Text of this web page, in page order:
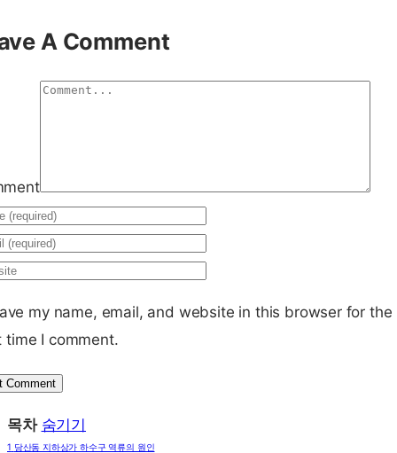
A Comment
my name, email, and website in this browser for the
time I comment.
목차 숨기기
1 당산동 지하상가 하수구 역류의 원인